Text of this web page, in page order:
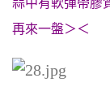
蒜中有軟彈帶膠
再來一盤＞＜